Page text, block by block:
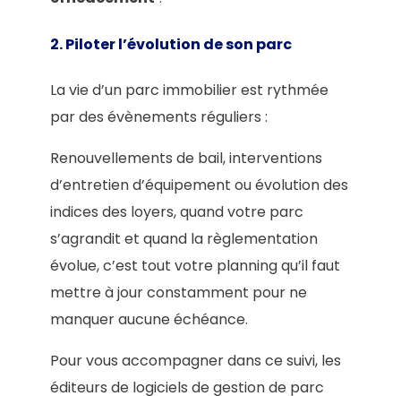
2. Piloter l’évolution de son parc
La vie d’un parc immobilier est rythmée
par des évènements réguliers :
Renouvellements de bail, interventions
d’entretien d’équipement ou évolution des
indices des loyers, quand votre parc
s’agrandit et quand la règlementation
évolue, c’est tout votre planning qu’il faut
mettre à jour constamment pour ne
manquer aucune échéance.
Pour vous accompagner dans ce suivi, les
éditeurs de logiciels de gestion de parc